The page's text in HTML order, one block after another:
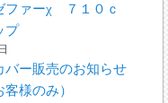
ァーχ ７１０ｃ
プ
バー販売のお知らせ
客様のみ）